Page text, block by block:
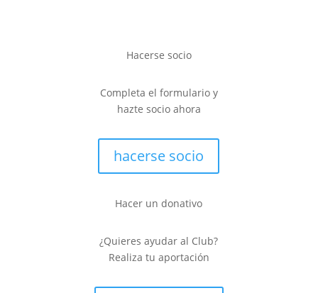
Hacerse socio
Completa el formulario y
hazte socio ahora
hacerse socio
Hacer un donativo
¿Quieres ayudar al Club?
Realiza tu aportación